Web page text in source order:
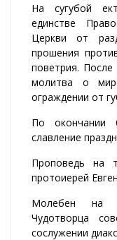
На сугубой
единстве
Церкви от
прошения
поветрия. После
молитва о
ограждении от
По окончании
славление
Проповедь на
протоиерей
Молебен на
Чудотворца
сослужении